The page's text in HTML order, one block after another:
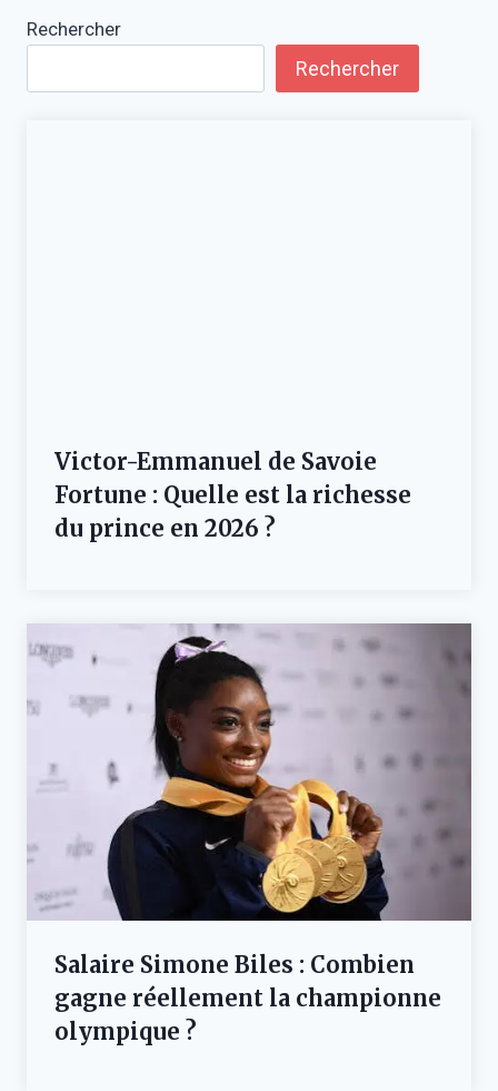
Rechercher
Rechercher
Victor-Emmanuel de Savoie
Fortune : Quelle est la richesse
du prince en 2026 ?
Salaire Simone Biles : Combien
gagne réellement la championne
olympique ?